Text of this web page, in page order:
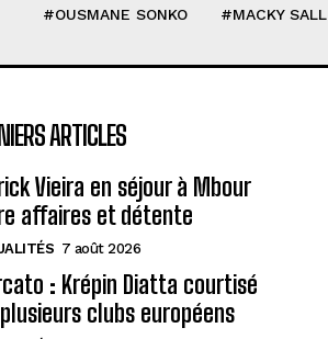
#OUSMANE SONKO #MACKY SALL
ARTICLES
Vieira en séjour à Mbour
affaires et détente
7 août 2026
: Krépin Diatta courtisé
clubs européens